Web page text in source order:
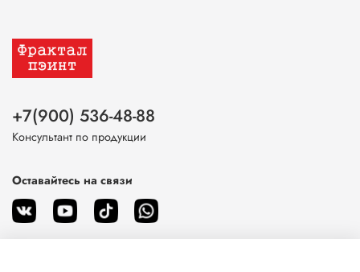
+7(900) 536-48-88
Консультант по продукции
Оставайтесь на связи